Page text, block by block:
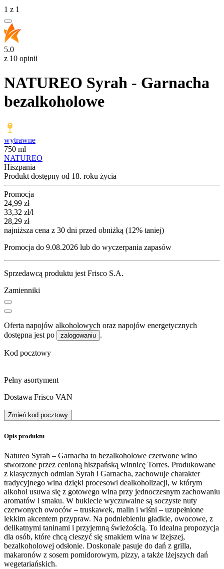
1 z 1
5.0
z 10 opinii
NATUREO Syrah - Garnacha
bezalkoholowe
wytrawne
750 ml
NATUREO
Hiszpania
Produkt dostępny od 18. roku życia
Promocja
Cena promocyjna
24,99 zł
33,32 zł/l
28,29 zł
najniższa cena z 30 dni przed obniżką (12% taniej)
Promocja do 9.08.2026 lub do wyczerpania zapasów
Sprzedawcą produktu jest Frisco S.A.
Zamienniki
Oferta napojów alkoholowych oraz napojów energetycznych
dostępna jest po
zalogowaniu .
Kod pocztowy
Pełny asortyment
Dostawa Frisco VAN
Zmień kod pocztowy
Opis produktu
Natureo Syrah – Garnacha to bezalkoholowe czerwone wino
stworzone przez cenioną hiszpańską winnicę Torres. Produkowane
z klasycznych odmian Syrah i Garnacha, zachowuje charakter
tradycyjnego wina dzięki procesowi dealkoholizacji, w którym
alkohol usuwa się z gotowego wina przy jednoczesnym zachowaniu
aromatów i smaku. W bukiecie wyczuwalne są soczyste nuty
czerwonych owoców – truskawek, malin i wiśni – uzupełnione
lekkim akcentem przypraw. Na podniebieniu gładkie, owocowe, z
delikatnymi taninami i przyjemną świeżością. To idealna propozycja
dla osób, które chcą cieszyć się smakiem wina w lżejszej,
bezalkoholowej odsłonie. Doskonale pasuje do dań z grilla,
makaronów z sosem pomidorowym, pizzy, a także lżejszych dań
wegetariańskich.